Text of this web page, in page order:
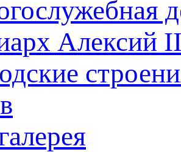
Алексий